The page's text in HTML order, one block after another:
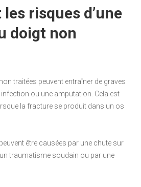
risques d’une
doigt non
traitées peuvent entraîner de graves
infection ou une amputation. Cela est
la fracture se produit dans un os
être causées par une chute sur
traumatisme soudain ou par une